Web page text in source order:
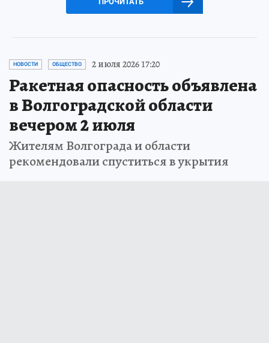
НОВОСТИ ОБЩЕСТВО 2 июля 2026 17:20
Ракетная опасность объявлена
в Волгоградской области
вечером 2 июля
Жителям Волгограда и области
рекомендовали спуститься в укрытия